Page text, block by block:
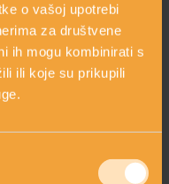
o vašoj upotrebi
za društvene
ih mogu kombinirati s
ili koje su prikupili
KOŽU NAKON
ZAŠTO NE BISMO